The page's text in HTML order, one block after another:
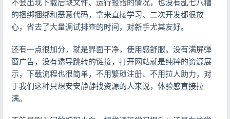
不会出现下载后缺文件、运行报错的情况，也没有乱七八糟
的捆绑捆绑和恶意代码，拿来直接学习、二次开发都很放
心，省去了大量调试排查的时间，对新手尤其友好。
还有一点很加分，就是界面干净，使用感舒服。没有满屏弹
窗广告，没有诱导跳转的链接，打开网站就是纯粹的资源展
示，下载流程也很简单，不用繁琐注册、不用拉人助力，对
于我们这种只想安安静静找资源的人来说，体验感直接拉
满。